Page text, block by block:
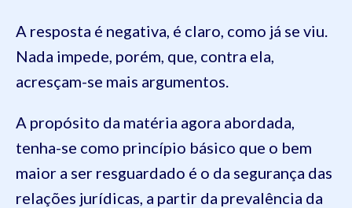
A resposta é negativa, é claro, como já se viu.
Nada impede, porém, que, contra ela,
acresçam-se mais argumentos.
A propósito da matéria agora abordada,
tenha-se como princípio básico que o bem
maior a ser resguardado é o da segurança das
relações jurídicas, a partir da prevalência da